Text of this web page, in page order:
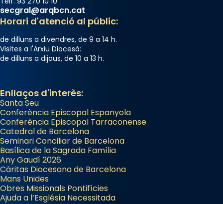
gran a Mataró.
Santes a Mataró»🥵.
Photo
secgral@arqbcn.cat
Horari d'atenció al públic:
de dilluns a divendres, de 9 a 14 h.
Visites a l'Arxiu Diocesà:
de dilluns a dijous, de 10 a 13 h.
Enllaços d'interès:
Santa Seu
Conferència Episcopal Espanyola
Conferència Episcopal Tarraconense
Catedral de Barcelona
Seminari Conciliar de Barcelona
Basílica de la Sagrada Família
Any Gaudí 2026
Càritas Diocesana de Barcelona
Mans Unides
Obres Missionals Pontifícies
Ajuda a l’Església Necessitada